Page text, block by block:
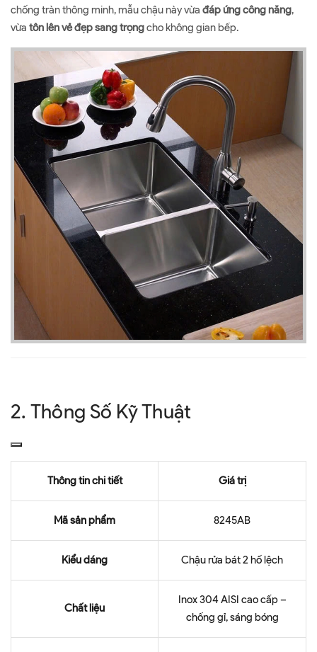
chống tràn thông minh, mẫu chậu này vừa đáp ứng công năng,
vừa tôn lên vẻ đẹp sang trọngcho không gian bếp.
2. Thông Số Kỹ Thuật
Thông tin chi tiết Giá trị
Mã sản phẩm 8245AB
Kiểu dáng Chậu rửa bát 2 hố lệch
Chất liệu
Inox 304 AISI cao cấp –
chống gỉ, sáng bóng